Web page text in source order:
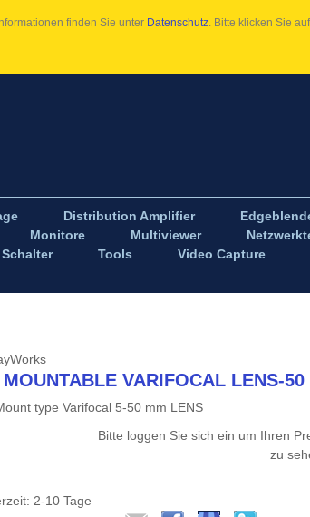
finden Sie unter Datenschutz . Bitte klicken Sie
Distribution Amplifier
Monitore Multiviewer
Schalter Tools Video Capture
MOUNTABLE VARIFOCAL LENS-50
type Varifocal 5-50 mm LENS
Bitte loggen Sie sich ein um Ihren
zu
2-10 Tage